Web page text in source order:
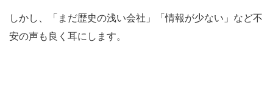
しかし、「まだ歴史の浅い会社」「情報が少ない」など不
安の声も良く耳にします。